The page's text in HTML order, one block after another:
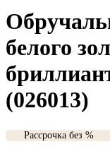
белого
(026013)
Рассрочка без %